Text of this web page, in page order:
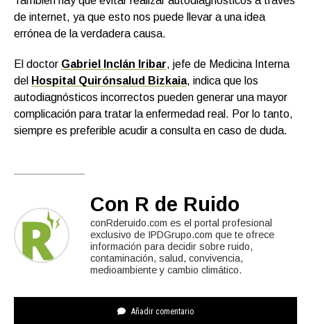
de internet, ya que esto nos puede llevar a una idea
errónea de la verdadera causa.
El doctor Gabriel Inclán Iribar, jefe de Medicina Interna
del Hospital Quirónsalud Bizkaia, indica que los
autodiagnósticos incorrectos pueden generar una mayor
complicación para tratar la enfermedad real. Por lo tanto,
siempre es preferible acudir a consulta en caso de duda.
Con R de Ruido
conRderuido.com es el portal profesional
exclusivo de IPDGrupo.com que te ofrece
información para decidir sobre ruido,
contaminación, salud, convivencia,
medioambiente y cambio climático.
Añadir comentario